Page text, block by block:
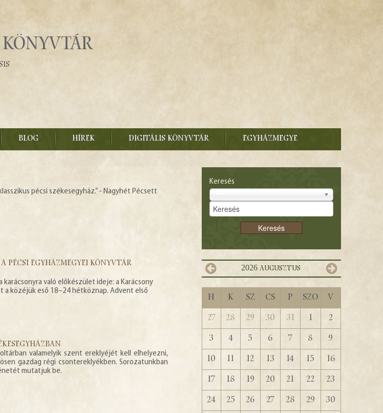
BLOG HÍREK DIGITÁLIS KÖNYVTÁR EGYHÁZMEGYE
pécsi székesegyház.” - Nagyhét Pécsett
PÉCSI EGYHÁZMEGYEI KÖNYVTÁR
való előkészület ideje: a Karácsony
a közéjük eső 18–24 hétköznap. Advent első
valamelyik szent ereklyéjét kell elhelyezni,
gazdag régi csontereklyékben. Sorozatunkban
mutatjuk be.
Keresés
2026 augusztus
H K Sz Cs P Szo
V
27
28 29 30 31 1
2
3
4 5 6 7 8
9
10
11 12 13 14 15
16
17
18 19 20 21 22
23
24
25 26 27 28 29
30